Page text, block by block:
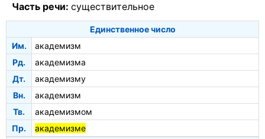
Часть речи: существительное
Единственное число
Им.
академизм
Рд.
академизма
Дт.
академизму
Вн.
академизм
Тв.
академизмом
Пр.
академизме